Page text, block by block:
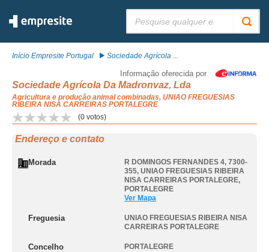
Início Empresite Portugal Sociedade Agrícola ...
Informação oferecida por
Sociedade Agrícola Da Madronvaz, Lda
Agricultura e produção animal combinadas, UNIAO FREGUESIAS
RIBEIRA NISA CARREIRAS PORTALEGRE
(0 votos)
Endereço e contato
Morada
R DOMINGOS FERNANDES 4, 7300-
355, UNIAO FREGUESIAS RIBEIRA
NISA CARREIRAS PORTALEGRE,
PORTALEGRE
Ver Mapa
Freguesia
UNIAO FREGUESIAS RIBEIRA NISA
CARREIRAS PORTALEGRE
Concelho PORTALEGRE